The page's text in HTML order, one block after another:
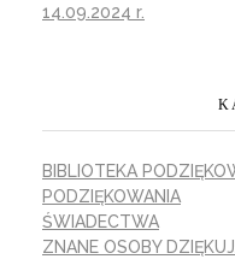
14.09.2024 r.
BIBLIOTEKA
PODZIĘKOWANIA
ŚWIADECTWA
ZNANE OSOBY